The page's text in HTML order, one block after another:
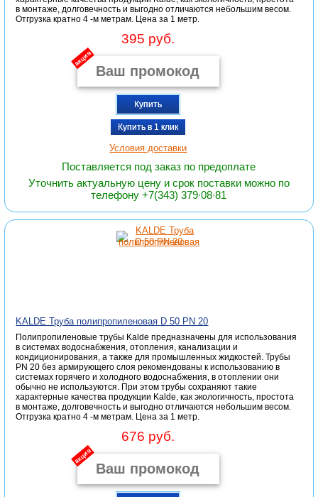
в монтаже, долговечность и выгодно отличаются небольшим весом.
Отгрузка кратно 4 -м метрам. Цена за 1 метр.
395 руб.
акция
Купить
Купить в 1 клик
Условия доставки
Поставляется под заказ по предоплате
Уточнить актуальную цену и срок поставки можно по
телефону +7(343) 379∙08∙81
KALDE Труба полипропиленовая D 50 PN 20
Полипропиленовые трубы Kalde предназначены для использования
в системах водоснабжения, отопления, канализации и
кондиционирования, а также для промышленных жидкостей. Трубы
PN 20 без армирующего слоя рекомендованы к использованию в
системах горячего и холодного водоснабжения, в отоплении они
обычно не используются. При этом трубы сохраняют такие
характерные качества продукции Kalde, как экологичность, простота
в монтаже, долговечность и выгодно отличаются небольшим весом.
Отгрузка кратно 4 -м метрам. Цена за 1 метр.
676 руб.
акция